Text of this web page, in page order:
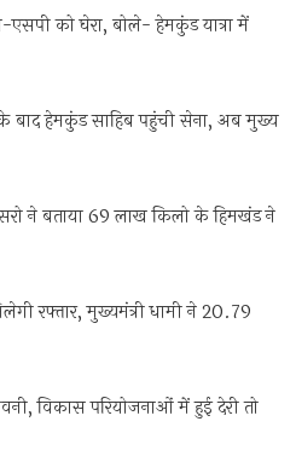
एसपी को घेरा, बोले- हेमकुंड यात्रा में
बाद हेमकुंड साहिब पहुंची सेना, अब मुख्य
ने बताया 69 लाख किलो के हिमखंड ने
रफ्तार, मुख्यमंत्री धामी ने 20.79
विकास परियोजनाओं में हुई देरी तो